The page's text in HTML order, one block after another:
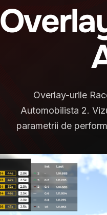
Overlay-urile
Automobilista 2.
parametrii de